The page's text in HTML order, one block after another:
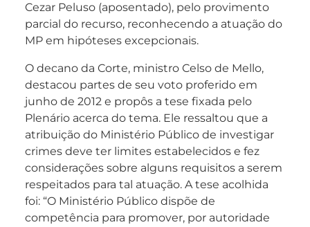
Cezar Peluso (aposentado), pelo provimento
parcial do recurso, reconhecendo a atuação do
MP em hipóteses excepcionais.
O decano da Corte, ministro Celso de Mello,
destacou partes de seu voto proferido em
junho de 2012 e propôs a tese fixada pelo
Plenário acerca do tema. Ele ressaltou que a
atribuição do Ministério Público de investigar
crimes deve ter limites estabelecidos e fez
considerações sobre alguns requisitos a serem
respeitados para tal atuação. A tese acolhida
foi: “O Ministério Público dispõe de
competência para promover, por autoridade